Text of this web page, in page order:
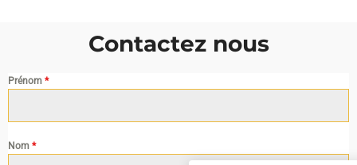
Contactez nous
Prénom *
Nom *